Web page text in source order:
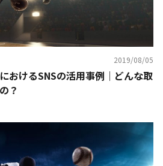
2019/08/05
おけるSNSの活用事例｜どんな取
？